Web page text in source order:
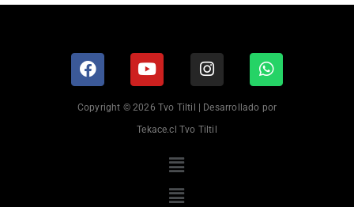
Copyright © 2026 Tvo Tiltil | Desarrollado por
Tekace.cl Tvo Tiltil